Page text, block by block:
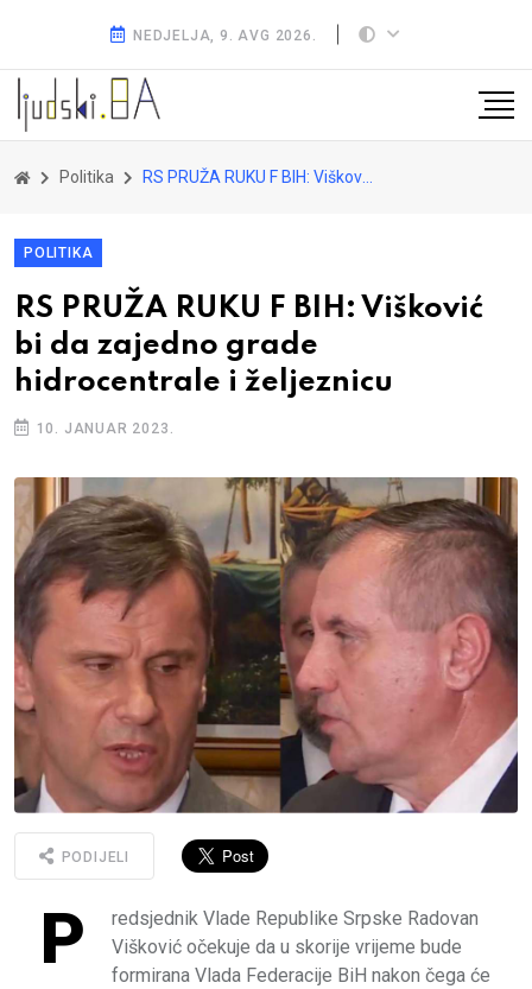
NEDJELJA, 9. AVG 2026.
Politika RS PRUŽA RUKU F BIH: Višković bi da zajedno grade hidrocentrale i željeznicu
POLITIKA
RS PRUŽA RUKU F BIH: Višković
bi da zajedno grade
hidrocentrale i željeznicu
10. JANUAR 2023.
PODIJELI
P
redsjednik Vlade Republike Srpske Radovan
Višković očekuje da u skorije vrijeme bude
formirana Vlada Federacije BiH nakon čega će